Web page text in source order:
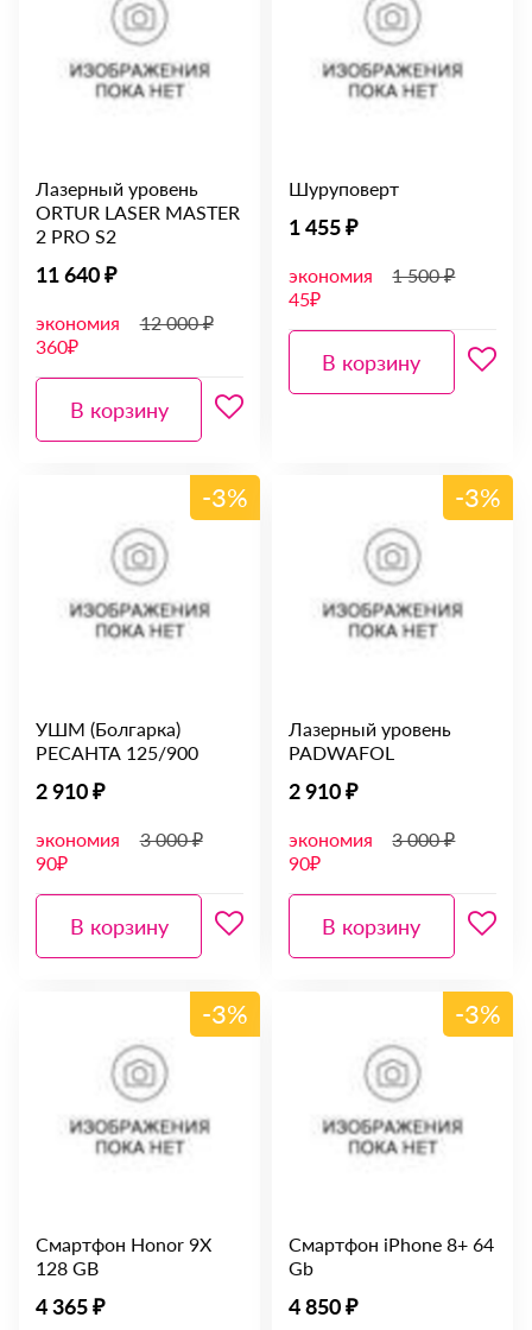
Лазерный уровень
ORTUR LASER MASTER
2 PRO S2
11 640 ₽
экономия
360₽
12 000 ₽
В корзину
Шуруповерт
1 455 ₽
экономия
45₽
1 500 ₽
В корзину
-3%
УШМ (Болгарка)
РЕСАНТА 125/900
2 910 ₽
экономия
90₽
3 000 ₽
В корзину
-3%
Лазерный уровень
PADWAFOL
2 910 ₽
экономия
90₽
3 000 ₽
В корзину
-3%
Смартфон Honor 9X
128 GB
4 365 ₽
-3%
Смартфон iPhone 8+ 64
Gb
4 850 ₽